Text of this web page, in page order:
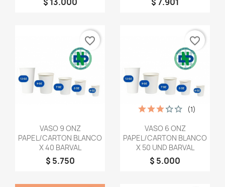
Vista rápida
VASO 9 ONZ
PAPEL/CARTON BLANCO
X 40 BARVAL
$ 5.750
favorite_border
Vista rápida
VASO 6 ONZ
PAPEL/CARTON BLANCO
X 50 UND BARVAL
$ 5.000
(1)
favorite_border